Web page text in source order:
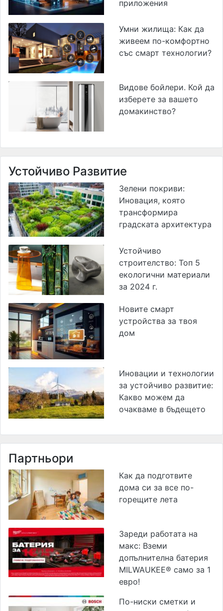
приложения
Умни жилища: Как да
живеем по-комфортно
със смарт технологии?
Видове бойлери. Кой да
изберете за вашето
домакинство?
Устойчиво Развитие
Зелени покриви:
Иновация, която
трансформира
градската архитектура
Устойчиво
строителство: Топ 5
екологични материали
за 2024 г.
Новите смарт
устройства за твоя
дом
Иновации и технологии
за устойчиво развитие:
Какво можем да
очакваме в бъдещето
Партньори
Как да подготвите
дома си за все по-
горещите лета
Зареди работата на
макс: Вземи
допълнителна батерия
MILWAUKEE® само за 1
евро!
По-ниски сметки и